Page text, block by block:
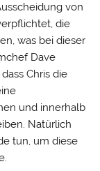
von
die
was bei dieser
Dave
Chris die
und innerhalb
Natürlich
tun, um diese